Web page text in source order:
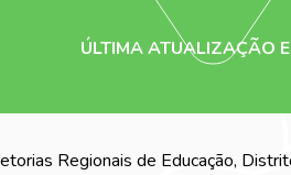
ÚLTIMA ATUALIZAÇÃO
Regionais de Educação,